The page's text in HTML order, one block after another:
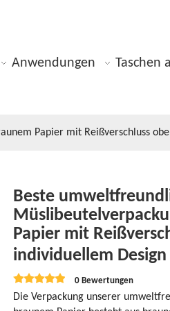
Anwendungen Taschen
Papier mit Reißverschluss
Beste
Papier mit
individuellem Design
0 Bewertungen
Die Verpackung unserer